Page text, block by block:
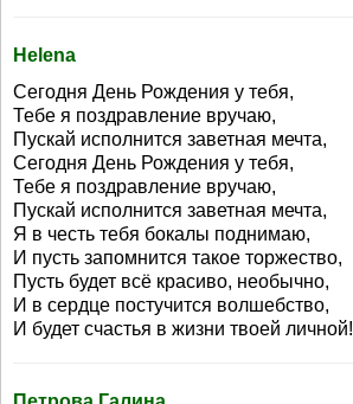
Helena
Сегодня День Рождения у тебя,
Тебе я поздравление вручаю,
Пускай исполнится заветная мечта,
Сегодня День Рождения у тебя,
Тебе я поздравление вручаю,
Пускай исполнится заветная мечта,
Я в честь тебя бокалы поднимаю,
И пусть запомнится такое торжество,
Пусть будет всё красиво, необычно,
И в сердце постучится волшебство,
И будет счастья в жизни твоей личной!